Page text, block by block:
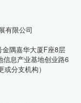
有限公司
金隅嘉华大厦F座8层
息产业基地创业路6
分支机构）